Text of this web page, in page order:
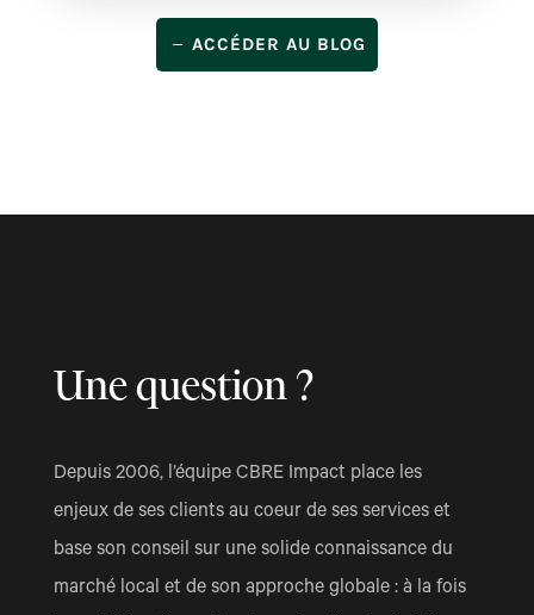
ACCÉDER AU BLOG
Une question ?
Depuis 2006, l’équipe CBRE Impact place les
enjeux de ses clients au coeur de ses services et
base son conseil sur une solide connaissance du
marché local et de son approche globale : à la fois